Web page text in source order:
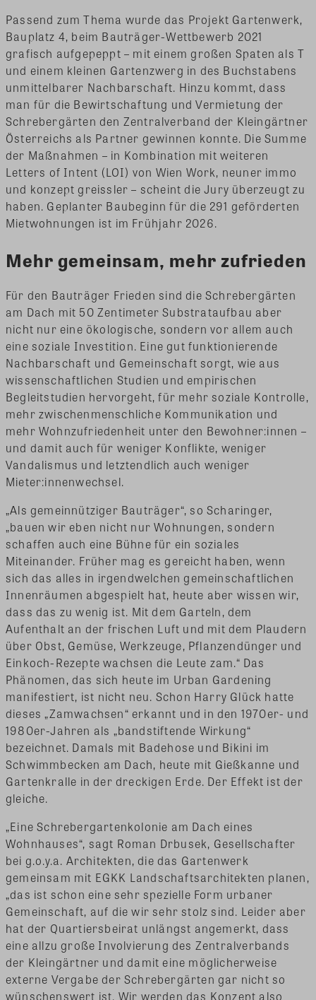
Passend zum Thema wurde das Projekt Gartenwerk,
Bauplatz 4, beim Bauträger-Wettbewerb 2021
grafisch aufgepeppt – mit einem großen Spaten als T
und einem kleinen Gartenzwerg in des Buchstabens
unmittelbarer Nachbarschaft. Hinzu kommt, dass
man für die Bewirtschaftung und Vermietung der
Schrebergärten den Zentralverband der Kleingärtner
Österreichs als Partner gewinnen konnte. Die Summe
der Maßnahmen – in Kombination mit weiteren
Letters of Intent (LOI) von Wien Work, neuner immo
und konzept greissler – scheint die Jury überzeugt zu
haben. Geplanter Baubeginn für die 291 geförderten
Mietwohnungen ist im Frühjahr 2026.
Mehr gemeinsam, mehr zufrieden
Für den Bauträger Frieden sind die Schrebergärten
am Dach mit 50 Zentimeter Substrataufbau aber
nicht nur eine ökologische, sondern vor allem auch
eine soziale Investition. Eine gut funktionierende
Nachbarschaft und Gemeinschaft sorgt, wie aus
wissenschaftlichen Studien und empirischen
Begleitstudien hervorgeht, für mehr soziale Kontrolle,
mehr zwischenmenschliche Kommunikation und
mehr Wohnzufriedenheit unter den Bewohner:innen –
und damit auch für weniger Konflikte, weniger
Vandalismus und letztendlich auch weniger
Mieter:innenwechsel.
„Als gemeinnütziger Bauträger“, so Scharinger,
„bauen wir eben nicht nur Wohnungen, sondern
schaffen auch eine Bühne für ein soziales
Miteinander. Früher mag es gereicht haben, wenn
sich das alles in irgendwelchen gemeinschaftlichen
Innenräumen abgespielt hat, heute aber wissen wir,
dass das zu wenig ist. Mit dem Garteln, dem
Aufenthalt an der frischen Luft und mit dem Plaudern
über Obst, Gemüse, Werkzeuge, Pflanzendünger und
Einkoch-Rezepte wachsen die Leute zam.“ Das
Phänomen, das sich heute im Urban Gardening
manifestiert, ist nicht neu. Schon Harry Glück hatte
dieses „Zamwachsen“ erkannt und in den 1970er- und
1980er-Jahren als „bandstiftende Wirkung“
bezeichnet. Damals mit Badehose und Bikini im
Schwimmbecken am Dach, heute mit Gießkanne und
Gartenkralle in der dreckigen Erde. Der Effekt ist der
gleiche.
„Eine Schrebergartenkolonie am Dach eines
Wohnhauses“, sagt Roman Drbusek, Gesellschafter
bei g.o.y.a. Architekten, die das Gartenwerk
gemeinsam mit EGKK Landschaftsarchitekten planen,
„das ist schon eine sehr spezielle Form urbaner
Gemeinschaft, auf die wir sehr stolz sind. Leider aber
hat der Quartiersbeirat unlängst angemerkt, dass
eine allzu große Involvierung des Zentralverbands
der Kleingärtner und damit eine möglicherweise
externe Vergabe der Schrebergärten gar nicht so
wünschenswert ist. Wir werden das Konzept also